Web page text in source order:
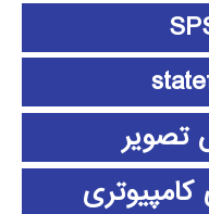
تصویر